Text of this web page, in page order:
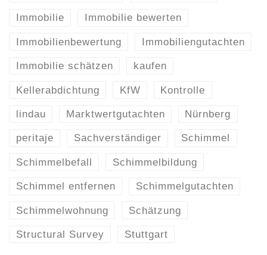
Immobilie Immobilie bewerten
Immobilienbewertung Immobiliengutachten
Immobilie schätzen kaufen
Kellerabdichtung KfW Kontrolle
lindau Marktwertgutachten Nürnberg
peritaje Sachverständiger Schimmel
Schimmelbefall Schimmelbildung
Schimmel entfernen Schimmelgutachten
Schimmelwohnung Schätzung
Structural Survey Stuttgart